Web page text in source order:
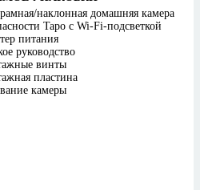
наклонная домашняя камера
Tapo с Wi-Fi-подсветкой
питания
руководство
винты
пластина
камеры